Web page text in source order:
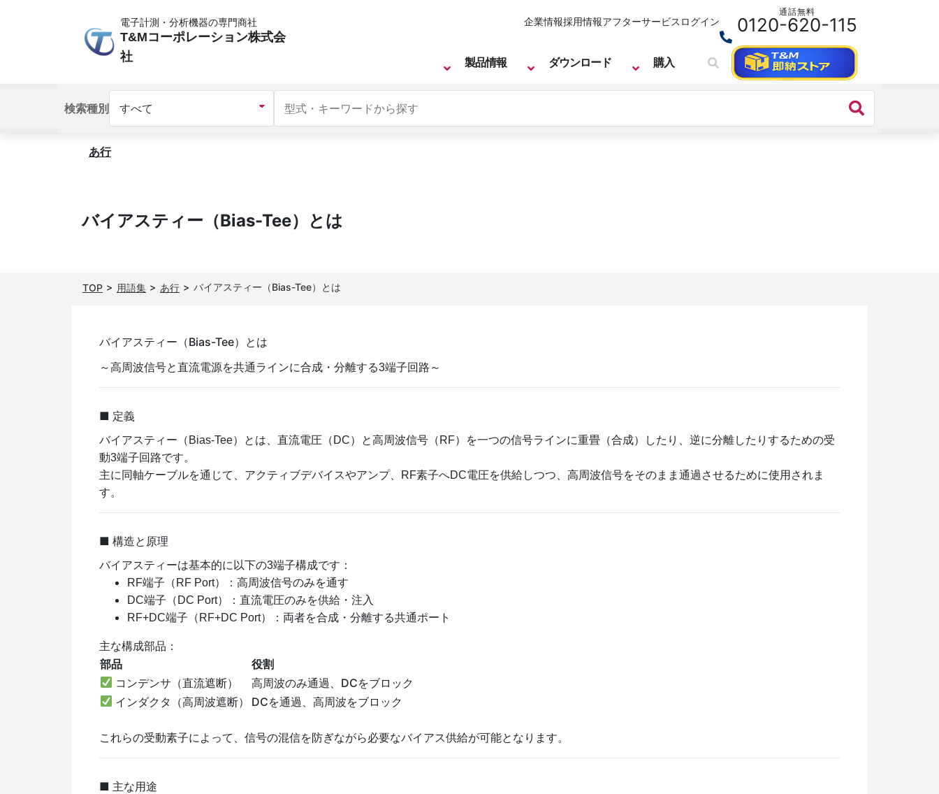
電子計測・分析機器の専門商社
T&Mコーポレーション株式会
社
製品情報 ダウンロード 購入
検索種別
企業情報採用情報アフターサービス ログイン
通話無料
0120-620-115
あ行
バイアスティー（Bias-Tee）とは
TOP 用語集 あ行 バイアスティー（Bias-Tee）とは
バイアスティー（Bias-Tee）とは
～高周波信号と直流電源を共通ラインに合成・分離する3端子回路～
■ 定義
バイアスティー（Bias-Tee）とは、直流電圧（DC）と高周波信号（RF）を一つの信号ラインに重畳（合成）したり、逆に分離したりするための受
動3端子回路です。
主に同軸ケーブルを通じて、アクティブデバイスやアンプ、RF素子へDC電圧を供給しつつ、高周波信号をそのまま通過させるために使用されま
す。
■ 構造と原理
バイアスティーは基本的に以下の3端子構成です：
RF端子（RF Port）：高周波信号のみを通す
DC端子（DC Port）：直流電圧のみを供給・注入
RF+DC端子（RF+DC Port）：両者を合成・分離する共通ポート
主な構成部品：
部品
役割
コンデンサ（直流遮断）
高周波のみ通過、DCをブロック
インダクタ（高周波遮断）
DCを通過、高周波をブロック
これらの受動素子によって、信号の混信を防ぎながら必要なバイアス供給が可能となります。
■ 主な用途